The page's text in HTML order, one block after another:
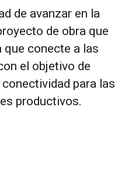
de avanzar en la
de obra que
que conecte a las
el objetivo de
para las
productivos.